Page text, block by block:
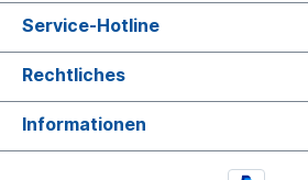
Service-Hotline
Rechtliches
Informationen